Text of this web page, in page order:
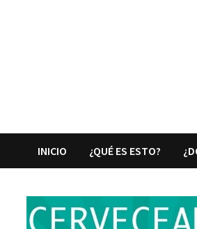
INICIO ¿QUÉ ES ESTO?